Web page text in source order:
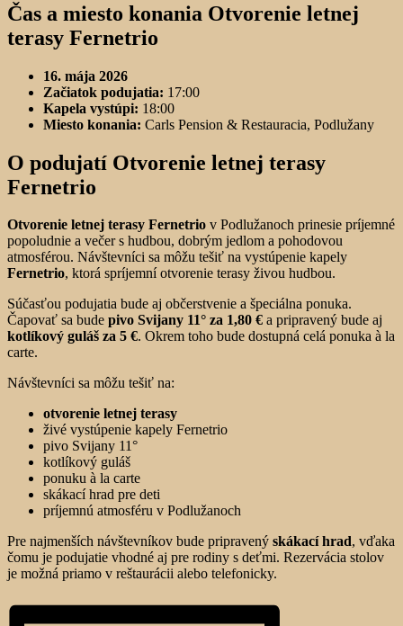
Čas a miesto konania Otvorenie letnej
terasy Fernetrio
16. mája 2026
Začiatok podujatia: 17:00
Kapela vystúpi: 18:00
Miesto konania: Carls Pension & Restauracia, Podlužany
O podujatí Otvorenie letnej terasy
Fernetrio
Otvorenie letnej terasy Fernetrio v Podlužanoch prinesie príjemné
popoludnie a večer s hudbou, dobrým jedlom a pohodovou
atmosférou. Návštevníci sa môžu tešiť na vystúpenie kapely
Fernetrio, ktorá spríjemní otvorenie terasy živou hudbou.
Súčasťou podujatia bude aj občerstvenie a špeciálna ponuka.
Čapovať sa bude pivo Svijany 11° za 1,80 € a pripravený bude aj
kotlíkový guláš za 5 €. Okrem toho bude dostupná celá ponuka à la
carte.
Návštevníci sa môžu tešiť na:
otvorenie letnej terasy
živé vystúpenie kapely Fernetrio
pivo Svijany 11°
kotlíkový guláš
ponuku à la carte
skákací hrad pre deti
príjemnú atmosféru v Podlužanoch
Pre najmenších návštevníkov bude pripravený skákací hrad, vďaka
čomu je podujatie vhodné aj pre rodiny s deťmi. Rezervácia stolov
je možná priamo v reštaurácii alebo telefonicky.